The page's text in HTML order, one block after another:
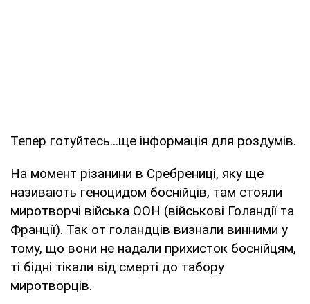
Тепер готуйтесь...ще інформація для роздумів.
На момент різанини в Сребрениці, яку ще
називають геноцидом боснійців, там стояли
миротворчі війська ООН (військові Голандії та
Франції). Так от голандців визнали винними у
тому, що вони не надали прихисток боснійцям,
ті бідні тікали від смерті до табору
миротворців.